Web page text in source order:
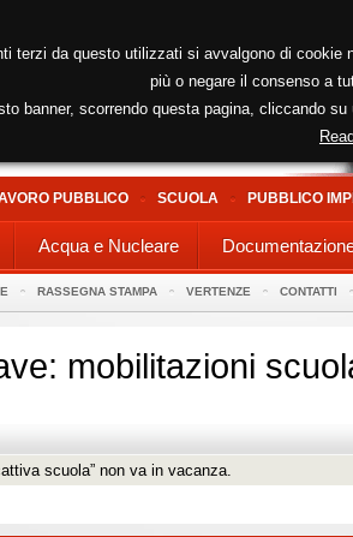
PUBBLICO SCUOLA PUBBLICO
Acqua e Nucleare
RASSEGNA STAMPA VERTENZE CONTATTI
mobilitazioni
scuola” non va in vacanza.
terzi da questo utilizzati si avvalgono di
più o negare il consenso a
banner, scorrendo questa pagina, cliccando